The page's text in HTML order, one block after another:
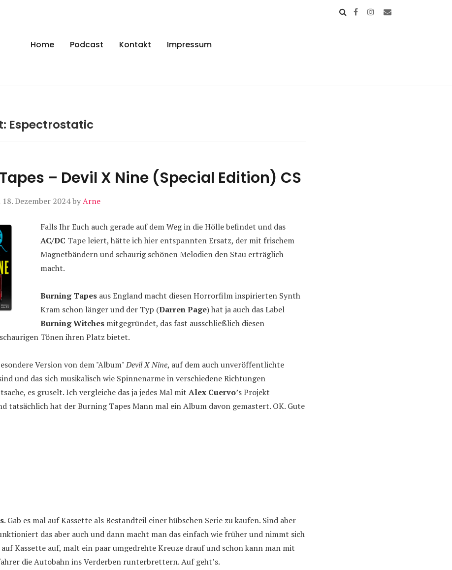
Home Podcast Kontakt Impressum
Espectrostatic
– Devil X Nine (Special Edition) CS
18. Dezember 2024byArne
Falls Ihr Euch auch gerade auf dem Weg in die Hölle befindet und das
AC/DC Tape leiert, hätte ich hier entspannten Ersatz, der mit frischem
Magnetbändern und schaurig schönen Melodien den Stau erträglich
macht.
Burning Tapes aus England macht diesen Horrorfilm inspirierten Synth
Kram schon länger und der Typ (Darren Page) hat ja auch das Label
Burning Witches mitgegründet, das fast ausschließlich diesen
Tönen ihren Platz bietet.
Version von dem "Album"Devil X Nine, auf dem auch unveröffentlichte
und das sich musikalisch wie Spinnenarme in verschiedene Richtungen
es gruselt. Ich vergleiche das ja jedes Mal mit Alex Cuervo’s Projekt
tatsächlich hat der Burning Tapes Mann mal ein Album davon gemastert. OK. Gute
. Gab es mal auf Kassette als Bestandteil einer hübschen Serie zu kaufen. Sind aber
das aber auch und dann macht man das einfach wie früher und nimmt sich
Kassette auf, malt ein paar umgedrehte Kreuze drauf und schon kann man mit
die Autobahn ins Verderben runterbrettern. Auf geht’s.